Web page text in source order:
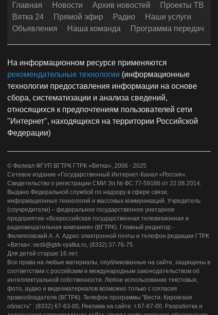
Главная Новости Архив новостей
Проекты ТВ
Вятка 24
Прямой эфир Радио
Наши услуги
Объявления
Наша команда Программа передач
На информационном ресурсе применяются
рекомендательные технологии (информационные
технологии предоставления информации на основе
сбора, систематизации и анализа сведений,
относящихся к предпочтениям пользователей сети
"Интернет", находящихся на территории Российской
Федерации)
© Филиал ФГУП ВГТРК ГТРК «Вятка», 2006 - 2025
Сетевое издание «Государственный Интернет-Канал «Россия».
Свидетельство о регистрации СМИ Эл № ФС 77-59166 от 22.08.2014.
Выдано Федеральной службой по надзору в сфере связи,
информационных технологий и массовых коммуникаций. Учредитель
(соучредители) – федеральное государственное унитарное
предприятие «Всероссийская государственная телевизионная и
радиовещательная компания» (ВГТРК). Главный редактор -
Филипповский А. А. Адрес электронной почты и телефон редакции ГТРК
«Вятка»: vesti@gtrk-vyatka.ru, (8332) 37-76-75.
Для детей старше 16 лет.
Все права на любые материалы, опубликованные на сайте, защищены в
соответствии с российским и международным законодательством об
интеллектуальной собственности. Любое использование текстовых,
фото, аудио и видеоматериалов возможно только с согласия
правообладателя (ВГТРК). Телефон программы "Вести. Кировская
область" : (8332) 67-63-00, Реклама на сайте: т.67-67-00. Разработка и